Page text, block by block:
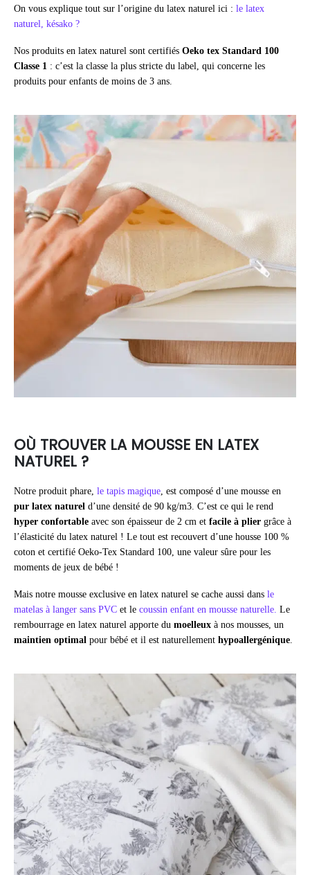
On vous explique tout sur l’origine du latex naturel ici : le latex
naturel, késako ?
Nos produits en latex naturel sont certifiés Oeko tex Standard 100
Classe 1 : c’est la classe la plus stricte du label, qui concerne les
produits pour enfants de moins de 3 ans.
OÙ TROUVER LA MOUSSE EN LATEX
NATUREL ?
Notre produit phare, le tapis magique , est composé d’une mousse en
pur latex naturel d’une densité de 90 kg/m3. C’est ce qui le rend
hyper confortable avec son épaisseur de 2 cm et facile à plier grâce à
l’élasticité du latex naturel ! Le tout est recouvert d’une housse 100 %
coton et certifié Oeko-Tex Standard 100, une valeur sûre pour les
moments de jeux de bébé !
Mais notre mousse exclusive en latex naturel se cache aussi dans le
matelas à langer sans PVC et le coussin enfant en mousse naturelle. Le
rembourrage en latex naturel apporte du moelleux à nos mousses, un
maintien optimal pour bébé et il est naturellement hypoallergénique.